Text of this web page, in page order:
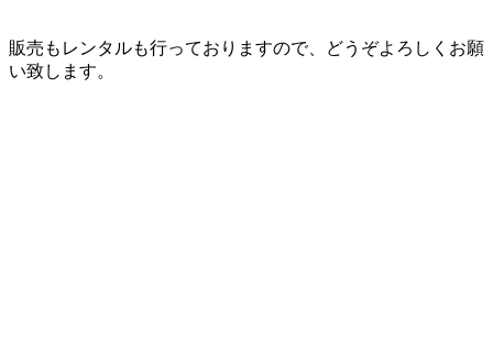
販売もレンタルも行っておりますので、どうぞよろしくお願
い致します。